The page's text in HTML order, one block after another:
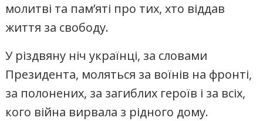
молитві та пам’яті про тих, хто віддав
життя за свободу.
У різдвяну ніч українці, за словами
Президента, моляться за воїнів на фронті,
за полонених, за загиблих героїв і за всіх,
кого війна вирвала з рідного дому.